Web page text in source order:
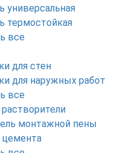
универсальная
термостойкая
все
для стен
для наружных работ
все
монтажной пены